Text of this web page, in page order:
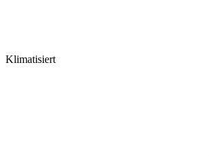
Klimatisiert